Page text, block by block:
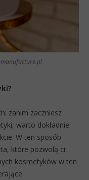
zanim zaczniesz
warto dokładnie
W ten sposób
które pozwolą ci
kosmetyków w ten